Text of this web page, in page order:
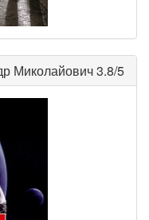
Миколайович3.8/5